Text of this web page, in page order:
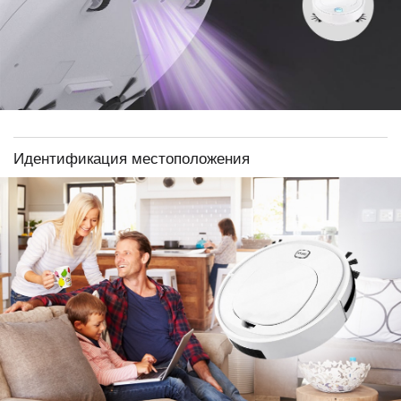
Идентификация местоположения